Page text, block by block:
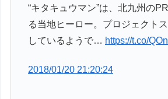
“キタキュウマン”は、北九州の
る当地ヒーロー。プロジェクト
しているようで… https://t.co/
2018/01/20 21:20:24